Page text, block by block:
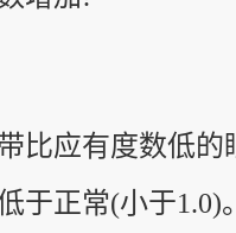
应有度数低的
于正常(小于1.0)